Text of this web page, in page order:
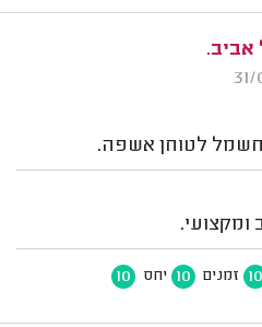
לטוחן אשפה.
ומקצועי.
10 זמנים 10 יחס 10